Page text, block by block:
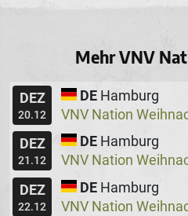
Mehr VNV
DEZ
20.12
DE Hamburg
DEZ
21.12
DE Hamburg
DEZ
22.12
DE Hamburg